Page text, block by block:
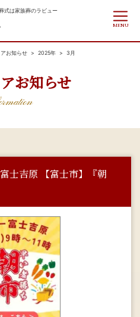
式は家族葬のラビュー
MENU
お知らせ 2025年 3月
お知らせ
士吉原 【富士市】『朝